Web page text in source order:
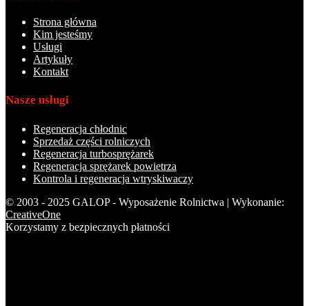
Strona główna
Kim jesteśmy
Usługi
Artykuły
Kontakt
Nasze usługi
Regeneracja chłodnic
Sprzedaż części rolniczych
Regeneracja turbosprężarek
Regeneracja sprężarek powietrza
Kontrola i regeneracja wtryskiwaczy
© 2003 - 2025 GALOP - Wyposażenie Rolnictwa | Wykonanie:
CreativeOne
Korzystamy z bezpiecznych płatności